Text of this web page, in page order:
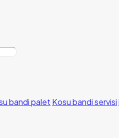
bandi palet Kosu bandi servisi